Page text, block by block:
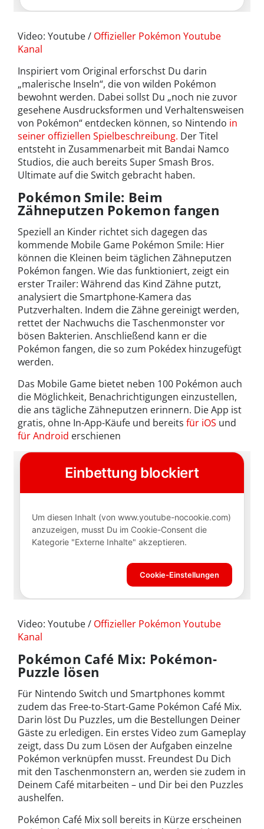
Video: Youtube / Offizieller Pokémon Youtube
Kanal
Inspiriert vom Original erforschst Du darin
„malerische Inseln“, die von wilden Pokémon
bewohnt werden. Dabei sollst Du „noch nie zuvor
gesehene Ausdrucksformen und Verhaltensweisen
von Pokémon“ entdecken können, so Nintendo in
seiner offiziellen Spielbeschreibung. Der Titel
entsteht in Zusammenarbeit mit Bandai Namco
Studios, die auch bereits Super Smash Bros.
Ultimate auf die Switch gebracht haben.
Pokémon Smile: Beim
Zähneputzen Pokemon fangen
Speziell an Kinder richtet sich dagegen das
kommende Mobile Game Pokémon Smile: Hier
können die Kleinen beim täglichen Zähneputzen
Pokémon fangen. Wie das funktioniert, zeigt ein
erster Trailer: Während das Kind Zähne putzt,
analysiert die Smartphone-Kamera das
Putzverhalten. Indem die Zähne gereinigt werden,
rettet der Nachwuchs die Taschenmonster vor
bösen Bakterien. Anschließend kann er die
Pokémon fangen, die so zum Pokédex hinzugefügt
werden.
Das Mobile Game bietet neben 100 Pokémon auch
die Möglichkeit, Benachrichtigungen einzustellen,
die ans tägliche Zähneputzen erinnern. Die App ist
gratis, ohne In-App-Käufe und bereits für iOS und
für Android erschienen
Video: Youtube / Offizieller Pokémon Youtube
Kanal
Pokémon Café Mix: Pokémon-
Puzzle lösen
Für Nintendo Switch und Smartphones kommt
zudem das Free-to-Start-Game Pokémon Café Mix.
Darin löst Du Puzzles, um die Bestellungen Deiner
Gäste zu erledigen. Ein erstes Video zum Gameplay
zeigt, dass Du zum Lösen der Aufgaben einzelne
Pokémon verknüpfen musst. Freundest Du Dich
mit den Taschenmonstern an, werden sie zudem in
Deinem Café mitarbeiten – und Dir bei den Puzzles
aushelfen.
Pokémon Café Mix soll bereits in Kürze erscheinen